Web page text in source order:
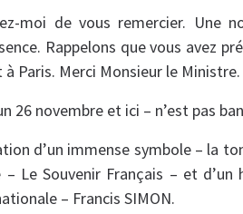
moi de vous remercier. Une
Rappelons que vous avez
Paris. Merci Monsieur le Ministre.
26 novembre et ici – n’est pas
d’un immense symbole – la
Le Souvenir Français – et d’un
– Francis SIMON.